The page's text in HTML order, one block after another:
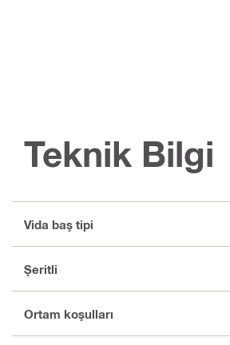
Teknik Bilgi
Vida baş tipi
Şeritli
Ortam koşulları